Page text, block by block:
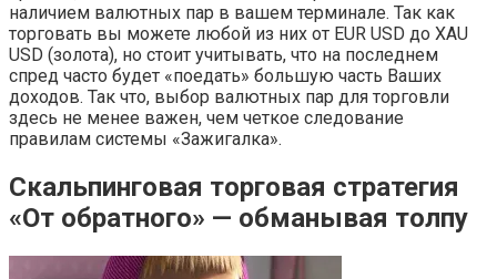
наличием валютных пар в вашем терминале. Так как
торговать вы можете любой из них от EUR USD до XAU
USD (золота), но стоит учитывать, что на последнем
спред часто будет «поедать» большую часть Ваших
доходов. Так что, выбор валютных пар для торговли
здесь не менее важен, чем четкое следование
правилам системы «Зажигалка».
Скальпинговая торговая стратегия
«От обратного» — обманывая толпу